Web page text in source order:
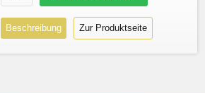
Beschreibung Zur Produktseite